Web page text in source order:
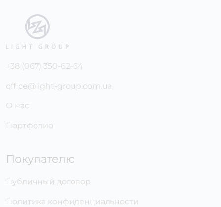
+38 (067) 350-62-64
office@light-group.com.ua
О нас
Портфолио
Покупателю
Публичный договор
Политика конфиденциальности